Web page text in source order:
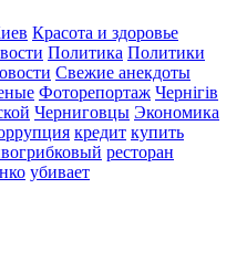
Красота и здоровье
Политика Политики
Свежие анекдоты
Фоторепортаж Чернігів
Черниговцы Экономика
кредит купить
ресторан
убивает